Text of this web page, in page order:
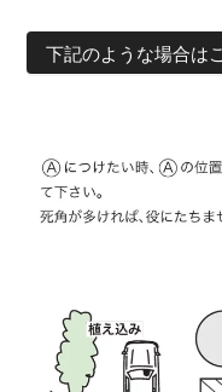
下記のような場合は